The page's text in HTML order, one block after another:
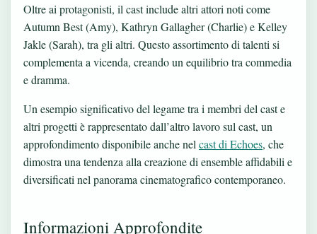
Oltre ai protagonisti, il cast include altri attori noti come
Autumn Best (Amy), Kathryn Gallagher (Charlie) e Kelley
Jakle (Sarah), tra gli altri. Questo assortimento di talenti si
complementa a vicenda, creando un equilibrio tra commedia
e dramma.
Un esempio significativo del legame tra i membri del cast e
altri progetti è rappresentato dall’altro lavoro sul cast, un
approfondimento disponibile anche nelcast di Echoes, che
dimostra una tendenza alla creazione di ensemble affidabili e
diversificati nel panorama cinematografico contemporaneo.
Informazioni Approfondite